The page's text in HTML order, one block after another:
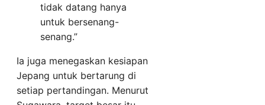
tidak datang hanya
untuk bersenang-
senang.”
Ia juga menegaskan kesiapan
Jepang untuk bertarung di
setiap pertandingan. Menurut